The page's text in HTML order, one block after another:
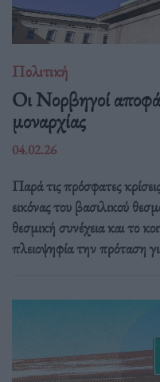
Πολιτική
Οι Νορβηγοί
μοναρχίας
04.02.26
Παρά τις πρόσφατες
εικόνας του βασιλικού
θεσμική συνέχεια και το
πλειοψηφία την πρόταση